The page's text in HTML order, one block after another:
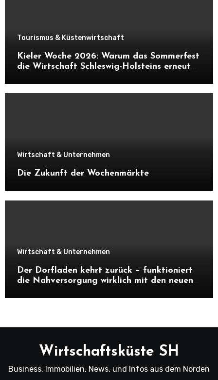
Tourismus & Küstenwirtschaft
Kieler Woche 2026: Warum das Sommerfest
die Wirtschaft Schleswig-Holsteins erneut
Wirtschaft & Unternehmen
Die Zukunft der Wochenmärkte
Wirtschaft & Unternehmen
Der Dorfladen kehrt zurück – funktioniert
die Nahversorgung wirklich mit den neuen
Wirtschaftsküste SH
Business, Immobilien, News, und Infos aus dem Norden